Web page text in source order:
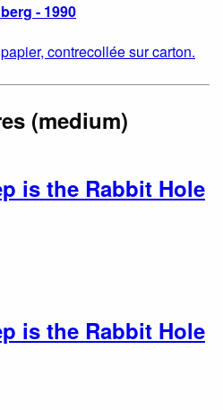
- 1990
contrecollée sur carton.
(medium)
is the Rabbit Hole
is the Rabbit Hole